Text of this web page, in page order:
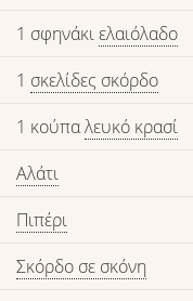
1 σφηνάκιελαιόλαδο
1 σκελίδες σκόρδο
1 κούπαλευκό κρασί
Αλάτι
Πιπέρι
Σκόρδο σε σκόνη